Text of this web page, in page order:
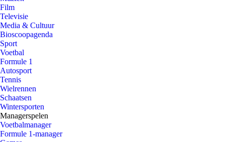
Film
Televisie
Media & Cultuur
Bioscoopagenda
Sport
Voetbal
Formule 1
Autosport
Tennis
Wielrennen
Schaatsen
Wintersporten
Managerspelen
Voetbalmanager
Formule 1-manager